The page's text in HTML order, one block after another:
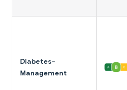
Diabetes-
Management